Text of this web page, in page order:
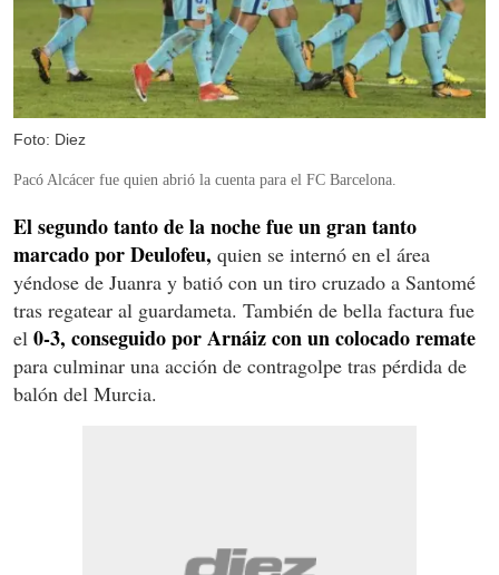
Foto: Diez
Pacó Alcácer fue quien abrió la cuenta para el FC Barcelona.
El segundo tanto de la noche fue un gran tanto
marcado por Deulofeu, quien se internó en el área
yéndose de Juanra y batió con un tiro cruzado a Santomé
tras regatear al guardameta. También de bella factura fue
el 0-3, conseguido por Arnáiz con un colocado remate
para culminar una acción de contragolpe tras pérdida de
balón del Murcia.